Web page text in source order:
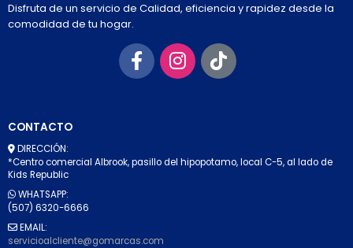
Disfruta de un servicio de Calidad, eficiencia y rapidez desde la
comodidad de tu hogar.
CONTACTO
DIRECCIÓN:
*Centro comercial Albrook, pasillo del hipopotamo, local C-5, al lado de
Kids Republic
WHATSAPP:
(507) 6320-6666
EMAIL:
servicioalcliente@gomarcas.com